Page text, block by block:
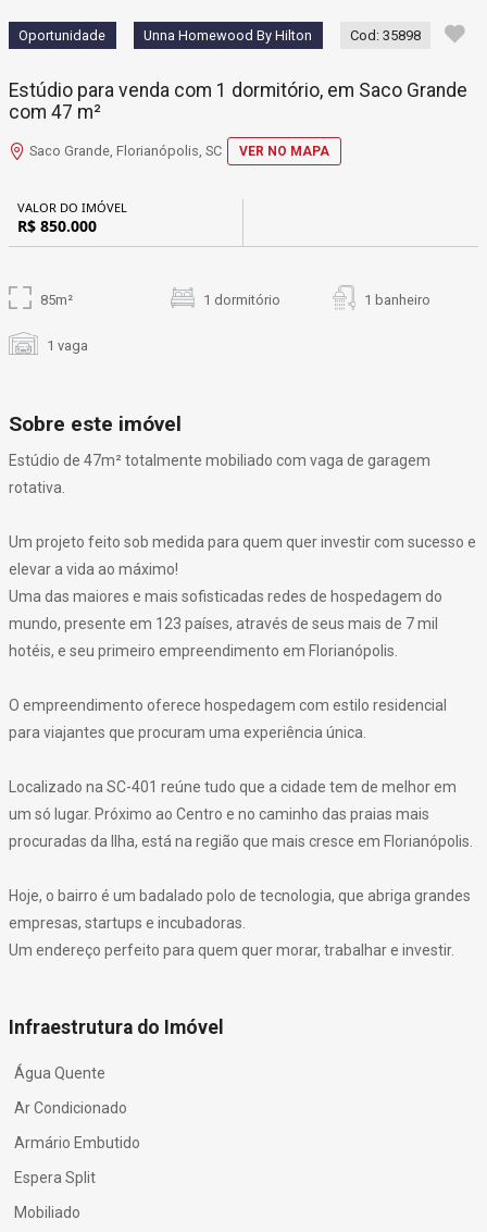
Oportunidade Unna Homewood By Hilton Cod: 35898
Estúdio para venda com 1 dormitório, em Saco Grande
com 47 m²
Saco Grande, Florianópolis, SC VER NO MAPA
VALOR DO IMÓVEL
R$ 850.000
85m² 1 dormitório 1 banheiro
1 vaga
Sobre este imóvel
Estúdio de 47m² totalmente mobiliado com vaga de garagem
rotativa.
Um projeto feito sob medida para quem quer investir com sucesso e
elevar a vida ao máximo!
Uma das maiores e mais sofisticadas redes de hospedagem do
mundo, presente em 123 países, através de seus mais de 7 mil
hotéis, e seu primeiro empreendimento em Florianópolis.
O empreendimento oferece hospedagem com estilo residencial
para viajantes que procuram uma experiência única.
Localizado na SC-401 reúne tudo que a cidade tem de melhor em
um só lugar. Próximo ao Centro e no caminho das praias mais
procuradas da Ilha, está na região que mais cresce em Florianópolis.
Hoje, o bairro é um badalado polo de tecnologia, que abriga grandes
empresas, startups e incubadoras.
Um endereço perfeito para quem quer morar, trabalhar e investir.
Infraestrutura do Imóvel
Água Quente
Ar Condicionado
Armário Embutido
Espera Split
Mobiliado